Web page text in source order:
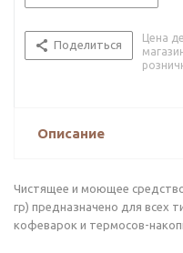
Поделиться
Цена
Описание
Чистящее и моющее
гр) предназначено для всех
кофеварок и термосов-